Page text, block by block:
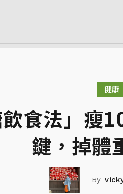
健康
食法」瘦
鍵，掉體